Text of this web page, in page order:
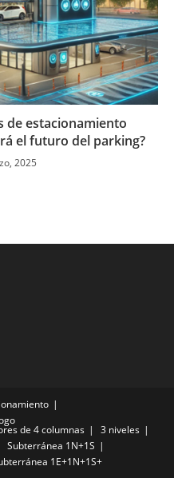
de estacionamiento
el futuro del parking?
2025
de 4 columnas
3 niveles
Subterránea 1N+1S
1E+1N+1S+